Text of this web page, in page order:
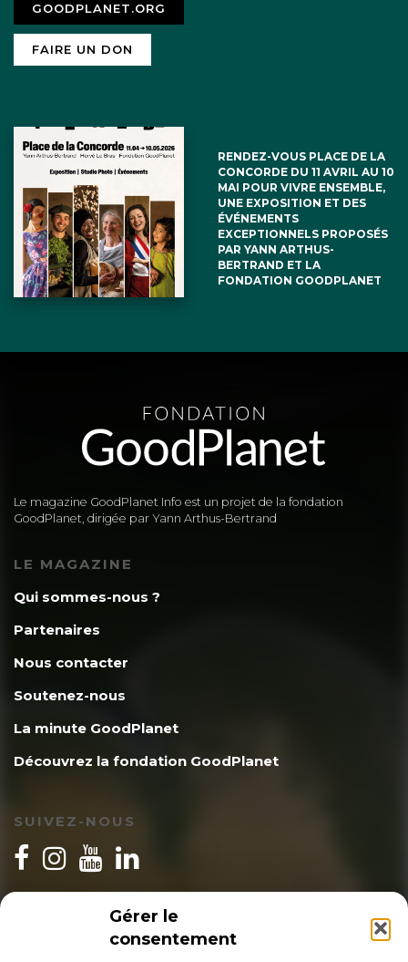
Gérer le
consentement
GOODPLANET.ORG
FAIRE UN DON
RENDEZ-VOUS PLACE DE LA
CONCORDE DU 11 AVRIL AU 10
MAI POUR VIVRE ENSEMBLE,
UNE EXPOSITION ET DES
ÉVÉNEMENTS
EXCEPTIONNELS PROPOSÉS
PAR YANN ARTHUS-
BERTRAND ET LA
FONDATION GOODPLANET
Le magazine GoodPlanet Info est un projet de la fondation
GoodPlanet, dirigée par Yann Arthus-Bertrand
LE MAGAZINE
Qui sommes-nous ?
Partenaires
Nous contacter
Soutenez-nous
La minute GoodPlanet
Découvrez la fondation GoodPlanet
SUIVEZ-NOUS
INSCRIPTION NEWSLETTER